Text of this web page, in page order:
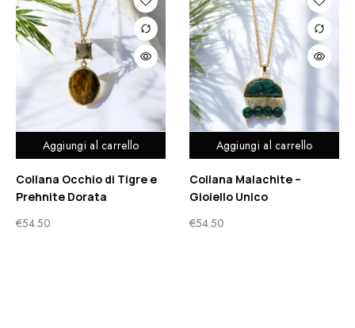
Aggiungi al carrello
Collana Occhio di Tigre e
Prehnite Dorata
€54.50
Aggiungi al carrello
Collana Malachite –
Gioiello Unico
€54.50